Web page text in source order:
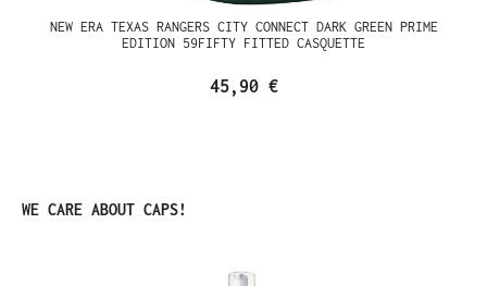
NEW ERA TEXAS RANGERS CITY CONNECT DARK GREEN PRIME
EDITION 59FIFTY FITTED CASQUETTE
45,90 €
Ignorer la galerie de produits
WE CARE ABOUT CAPS!